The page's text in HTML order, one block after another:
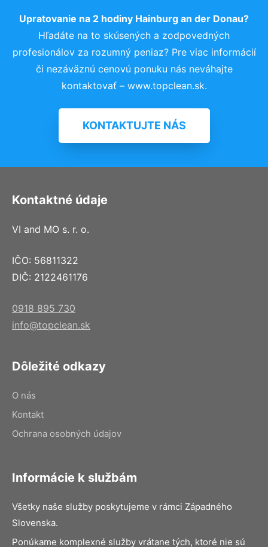
Upratovanie na 2 hodiny Hainburg an der Donau?
Hľadáte na to skúsených a zodpovedných
profesionálov za rozumný peniaz? Pre viac informácií
či nezáväznú cenovú ponuku nás neváhajte
kontaktovať – www.topclean.sk.
KONTAKTUJTE NÁS
Kontaktné údaje
VI and MO s. r. o.
IČO: 56811322
DIČ: 2122461176
0918 895 730
info@topclean.sk
Dôležité odkazy
O nás
Kontakt
Ochrana osobných údajov
Informácie k službám
Všetky naše služby poskytujeme v rámci Západného
Slovenska.
Ponúkame komplexné služby vrátane tých, ktoré nie sú